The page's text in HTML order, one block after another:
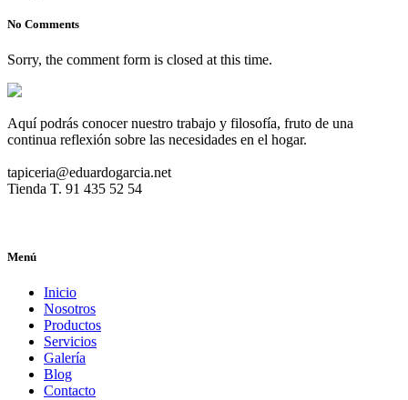
No Comments
Sorry, the comment form is closed at this time.
Aquí podrás conocer nuestro trabajo y filosofía, fruto de una
continua reflexión sobre las necesidades en el hogar.
tapiceria@eduardogarcia.net
Tienda T. 91 435 52 54
Menú
Inicio
Nosotros
Productos
Servicios
Galería
Blog
Contacto